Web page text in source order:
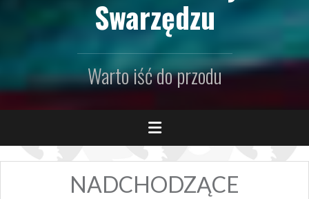
Swarzędzu
Warto iść do przodu
NADCHODZĄCE